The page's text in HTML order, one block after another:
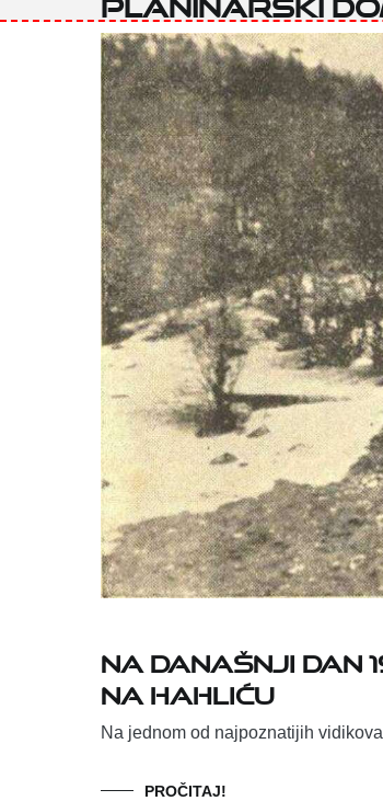
Na današnji dan
na Hahliću
Na jednom od najpoznatijih
PROČITAJ!